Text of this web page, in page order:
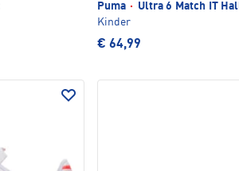
Puma · Ultra 6 Match IT
Kinder
€ 64,99